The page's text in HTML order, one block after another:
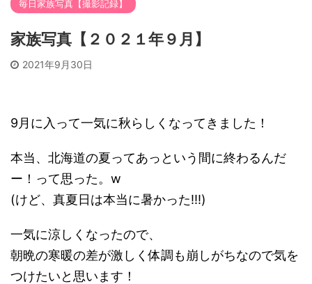
毎日家族写真【撮影記録】
家族写真【２０２１年９月】
2021年9月30日
9月に入って一気に秋らしくなってきました！
本当、北海道の夏ってあっという間に終わるんだ
ー！って思った。w
(けど、真夏日は本当に暑かった!!!)
一気に涼しくなったので、
朝晩の寒暖の差が激しく体調も崩しがちなので気を
つけたいと思います！